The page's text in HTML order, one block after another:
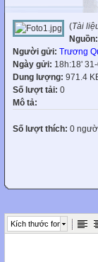
(Tài
Nguồn:
Người gửi: Trương
Ngày gửi: 18h:18'
Dung lượng: 971.4
Số lượt tải: 0
Mô tả:
Số lượt thích: 0
Kích thước font